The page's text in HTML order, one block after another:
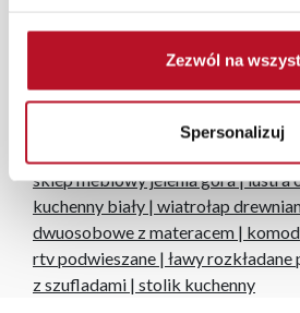
Zezwól na
Spersonalizuj
Zdjęcia produktów mają charakter
Rzeczywiste kolory i struktura
monitora, rodzaju wyświetlacza i
sklep meblowy jelenia góra|lustra
kuchenny biały | wiatrołap
dwuosobowe z materacem |
rtv podwieszane | ławy
z szufladami | stolik kuchenny